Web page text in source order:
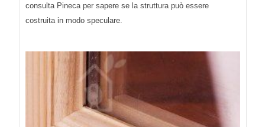
consulta Pineca per sapere se la struttura può essere
costruita in modo speculare.